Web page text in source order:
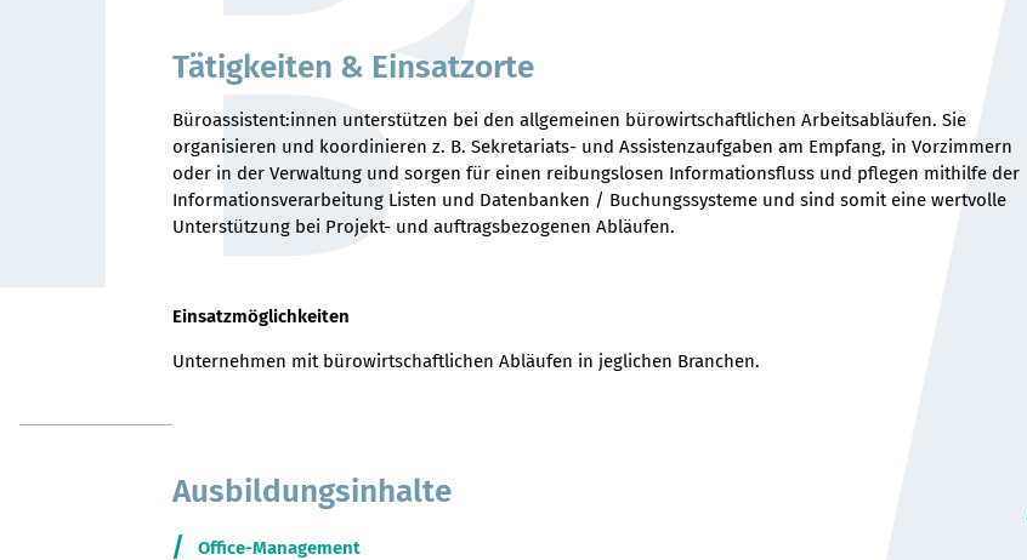
Tätigkeiten & Einsatzorte
Büroassistent:innen unterstützen bei den allgemeinen bürowirtschaftlichen Arbeitsabläufen. Sie
organisieren und koordinieren z. B. Sekretariats- und Assistenzaufgaben am Empfang, in Vorzimmern
oder in der Verwaltung und sorgen für einen reibungslosen Informationsfluss und pflegen mithilfe der
Informationsverarbeitung Listen und Datenbanken / Buchungssysteme und sind somit eine wertvolle
Unterstützung bei Projekt- und auftragsbezogenen Abläufen.
Einsatzmöglichkeiten
Unternehmen mit bürowirtschaftlichen Abläufen in jeglichen Branchen.
Ausbildungsinhalte
Office-Management